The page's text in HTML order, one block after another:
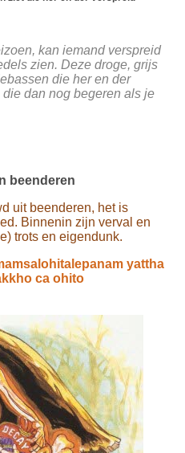
kan iemand verspreid
zien. Deze droge, grijs
die her en der
dan nog begeren als je
beenderen
uit beenderen, het is
Binnenin zijn verval en
trots en eigendunk.
yattha
ca ohito